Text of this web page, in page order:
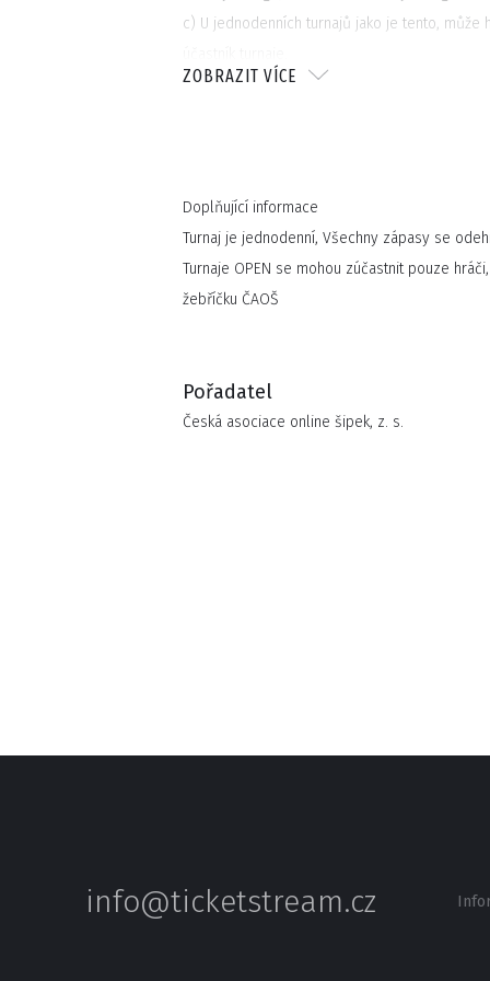
c) U jednodenních turnajů jako je tento, může
3. Zápasová pravidla
5. Důležité upozornění
a) Všichni přihlášení hráči souhlasí s výše
jimi budou řídit.
ZOBRAZIT VÍCE
Doplňující informace
Turnaj je jednodenní, Všechny zápasy se
Turnaje OPEN se mohou zúčastnit pouze
žebříčku ČAOŠ
Pořadatel
Česká asociace online šipek, z. s.
info@ticketstream.cz